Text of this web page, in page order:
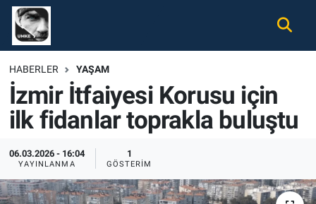
HABERLER YAŞAM
İzmir İtfaiyesi Korusu için
ilk fidanlar toprakla buluştu
06.03.2026 - 16:04
YAYINLANMA
1
GÖSTERIM
Gündem
Ekonomi
Spor
Magazin
Tüm Haberler
Nöbetçi Eczaneler
Hava Durumu
Namaz Vakitleri
Trafik Durumu
Süper Lig Puan Durumu ve Fikstür